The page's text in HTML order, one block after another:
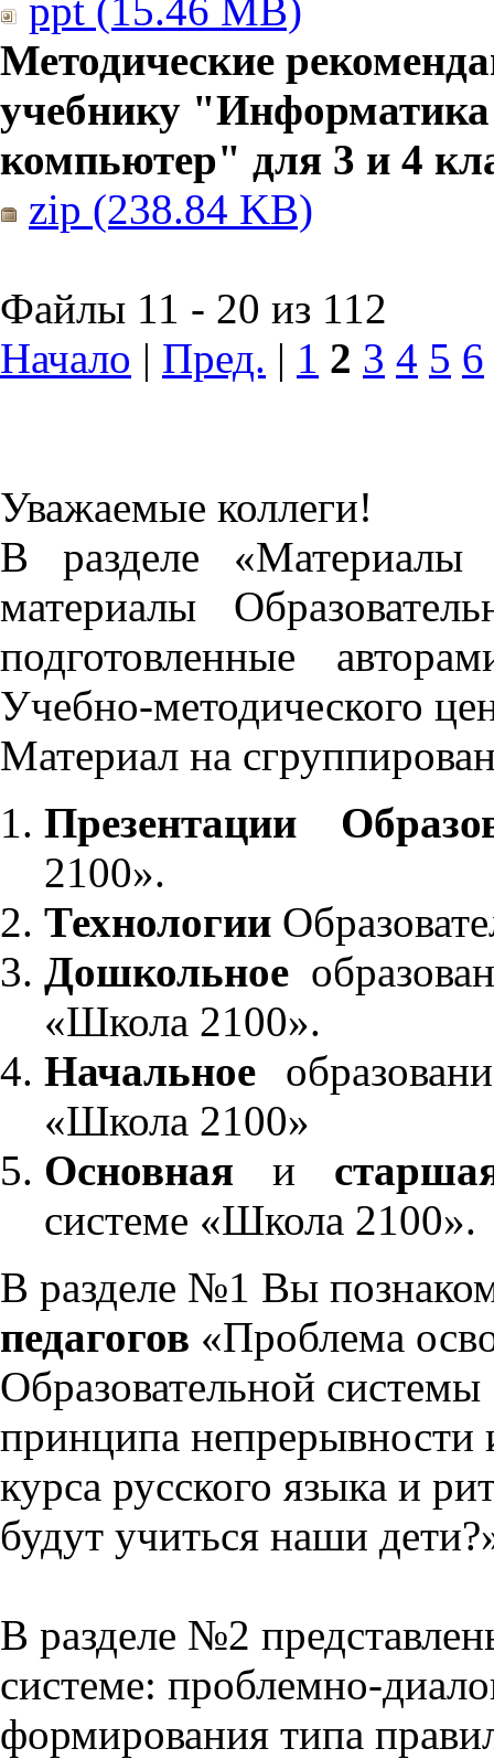
ppt (15.46 MB)
Методические
учебнику
компьютер" для 3 и 4
zip (238.84 KB)
Файлы 11 - 20 из 112
Начало | Пред. | 1 2 3 4 5 6
Уважаемые коллеги!
В разделе «Материалы
материалы
подготовленные
Учебно-методического
Материал на
Презентации
2100».
Технологии
Дошкольное
«Школа 2100».
Начальное
«Школа 2100»
Основнаяи
системе «Школа 2100».
В разделе №1 Вы
педагогов «Проблема
Образовательной
принципа непрерывности
курса русского языка и
будут учиться наши
В разделе №2
системе: проблемно-
формирования типа